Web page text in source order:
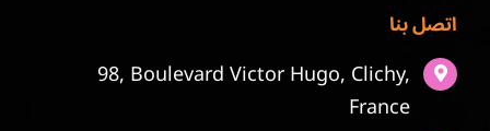
اتصل بنا
98, Boulevard Victor Hugo, Clichy,
France